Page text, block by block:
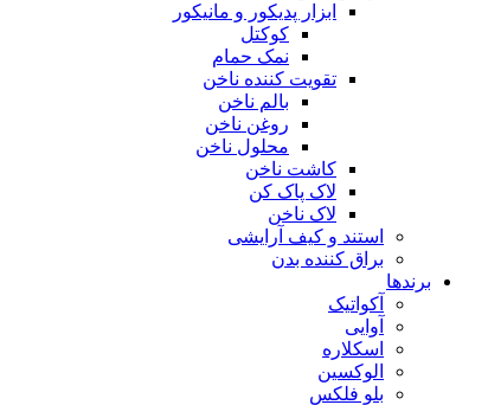
ابزار پدیکور و مانیکور
کوکتل
نمک حمام
تقویت کننده ناخن
بالم ناخن
روغن ناخن
محلول ناخن
کاشت ناخن
لاک پاک کن
لاک ناخن
استند و کیف آرایشی
براق کننده بدن
برندها
آکواتیک
آوایی
اسکلاره
الوکسین
بلو فلکس